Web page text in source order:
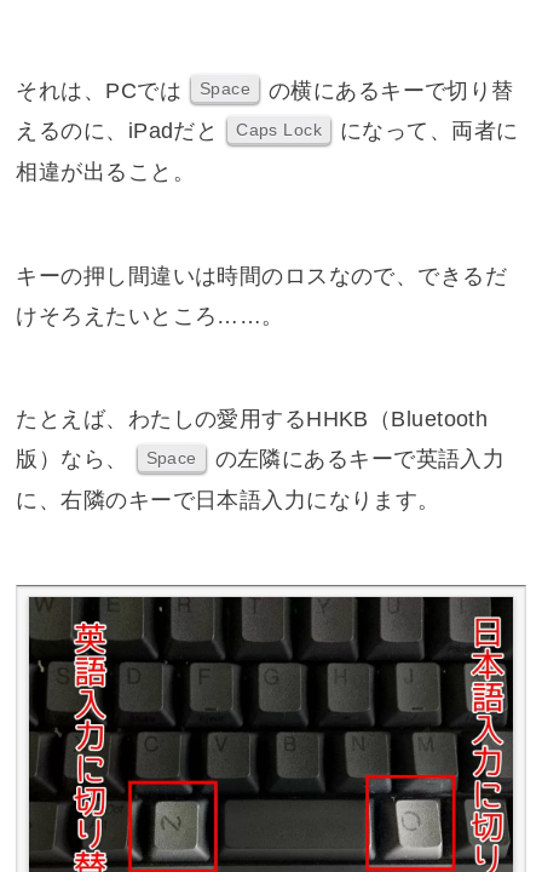
それは、PCでは Space
の横にあるキーで切り替
えるのに、iPadだと
Caps Lock
になって、両者に
相違が出ること。
キーの押し間違いは時間のロスなので、できるだ
けそろえたいところ……。
たとえば、わたしの愛用するHHKB（Bluetooth
版）なら、
Space
の左隣にあるキーで英語入力
に、右隣のキーで日本語入力になります。